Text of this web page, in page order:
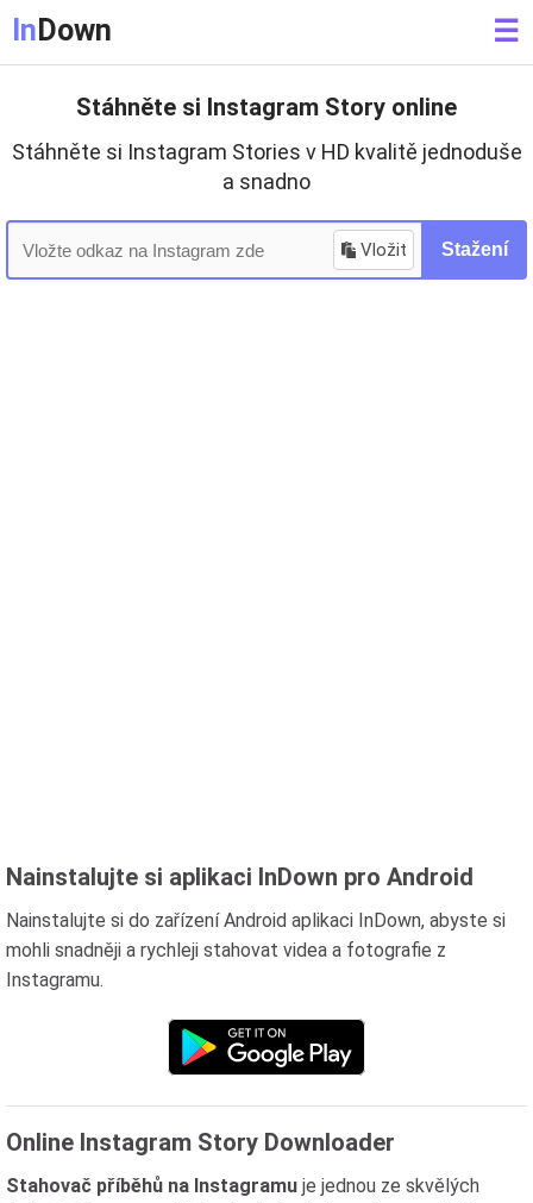
In Down ☰
Stáhněte si Instagram Story online
Stáhněte si Instagram Stories v HD kvalitě jednoduše
a snadno
Vložit Stažení
Nainstalujte si aplikaci InDown pro Android
Nainstalujte si do zařízení Android aplikaci InDown, abyste si
mohli snadněji a rychleji stahovat videa a fotografie z
Instagramu.
Online Instagram Story Downloader
Stahovač příběhů na Instagramu je jednou ze skvělých